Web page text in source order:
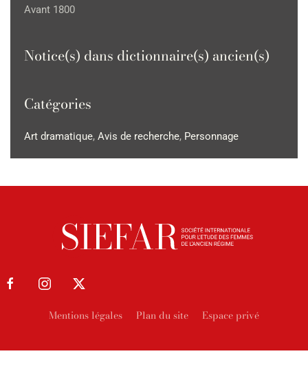
Avant 1800
Notice(s) dans dictionnaire(s) ancien(s)
Catégories
Art dramatique, Avis de recherche, Personnage
Mentions légales Plan du site Espace privé